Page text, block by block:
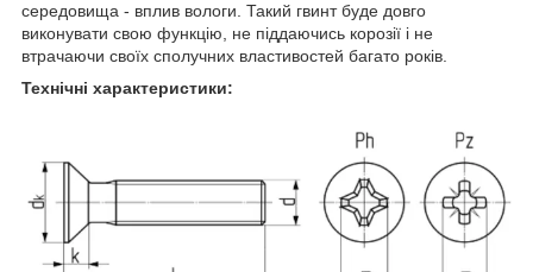
середовища - вплив вологи. Такий гвинт буде довго
виконувати свою функцію, не піддаючись корозії і не
втрачаючи своїх сполучних властивостей багато років.
Технічні характеристики: